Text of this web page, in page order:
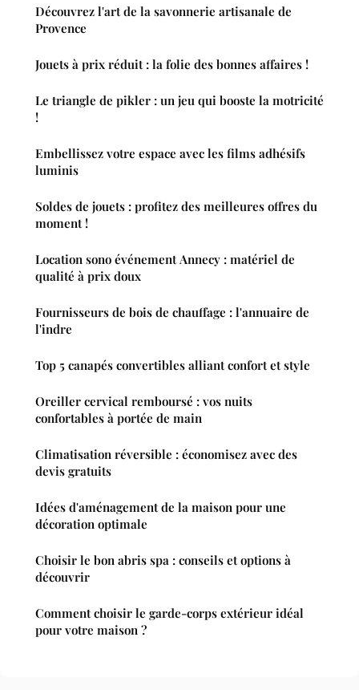
Découvrez l'art de la savonnerie artisanale de
Provence
Jouets à prix réduit : la folie des bonnes affaires !
Le triangle de pikler : un jeu qui booste la motricité
!
Embellissez votre espace avec les films adhésifs
luminis
Soldes de jouets : profitez des meilleures offres du
moment !
Location sono événement Annecy : matériel de
qualité à prix doux
Fournisseurs de bois de chauffage : l'annuaire de
l'indre
Top 5 canapés convertibles alliant confort et style
Oreiller cervical remboursé : vos nuits
confortables à portée de main
Climatisation réversible : économisez avec des
devis gratuits
Idées d'aménagement de la maison pour une
décoration optimale
Choisir le bon abris spa : conseils et options à
découvrir
Comment choisir le garde-corps extérieur idéal
pour votre maison ?